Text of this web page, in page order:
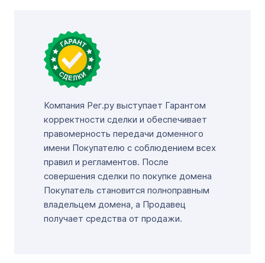
Компания Рег.ру выступает Гарантом
корректности сделки и обеспечивает
правомерность передачи доменного
имени Покупателю с соблюдением всех
правил и регламентов. После
совершения сделки по покупке домена
Покупатель становится полноправным
владельцем домена, а Продавец
получает средства от продажи.